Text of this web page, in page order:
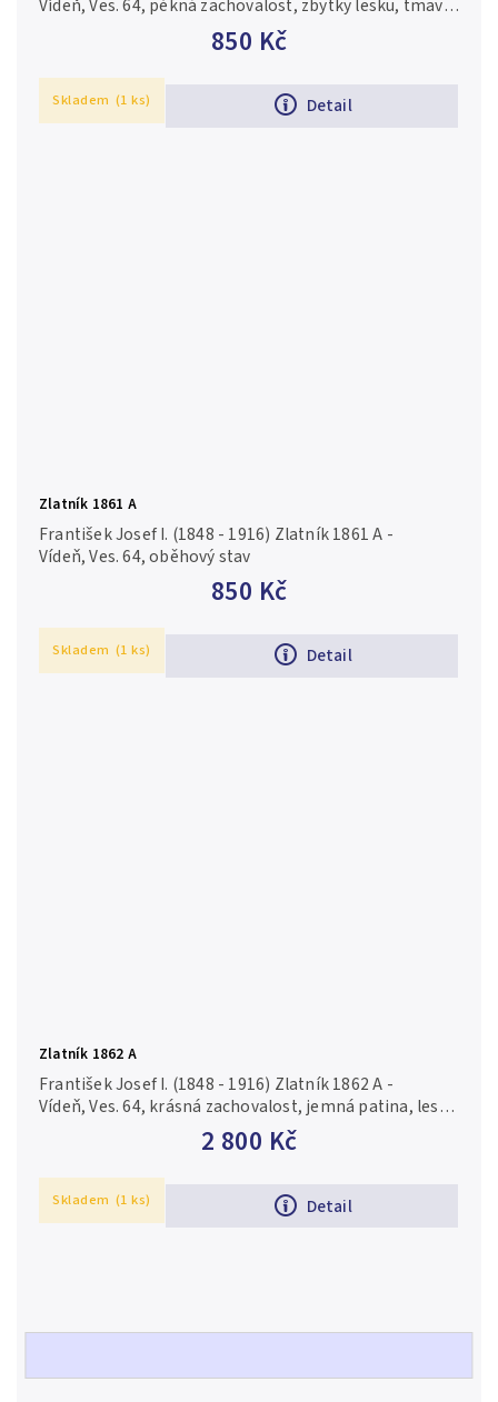
850 Kč
Detail
Vídeň, Ves. 64, pěkná zachovalost, zbytky lesku, tmavá
patina, drobné rysky a hranky
Skladem (1 ks)
Zlatník 1861 A
850 Kč
Detail
František Josef I. (1848 - 1916) Zlatník 1861 A -
Vídeň, Ves. 64, oběhový stav
Skladem (1 ks)
Zlatník 1862 A
2 800 Kč
Detail
František Josef I. (1848 - 1916) Zlatník 1862 A -
Vídeň, Ves. 64, krásná zachovalost, jemná patina, lesk,
drobné rysky a nep. hr.
Skladem (1 ks)